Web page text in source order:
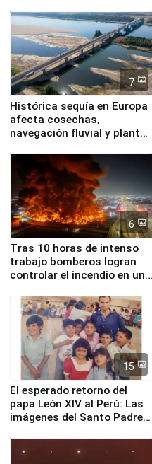
7
Histórica sequía en Europa
afecta cosechas,
navegación fluvial y plantas
6
Tras 10 horas de intenso
trabajo bomberos logran
controlar el incendio en una
de Chile
15
El esperado retorno del
papa León XIV al Perú: Las
imágenes del Santo Padre